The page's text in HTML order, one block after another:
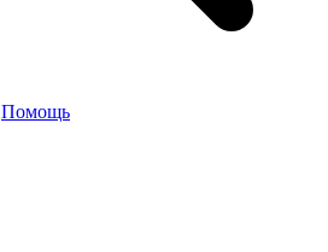
Помощь